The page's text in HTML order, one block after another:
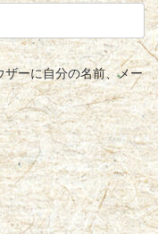
ーに自分の名前、メー